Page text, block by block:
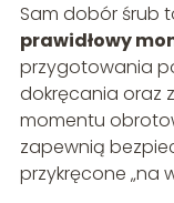
Sam dobór śrub
prawidłowy
przygotowania
dokręcania oraz
momentu
zapewnią
przykręcone „na